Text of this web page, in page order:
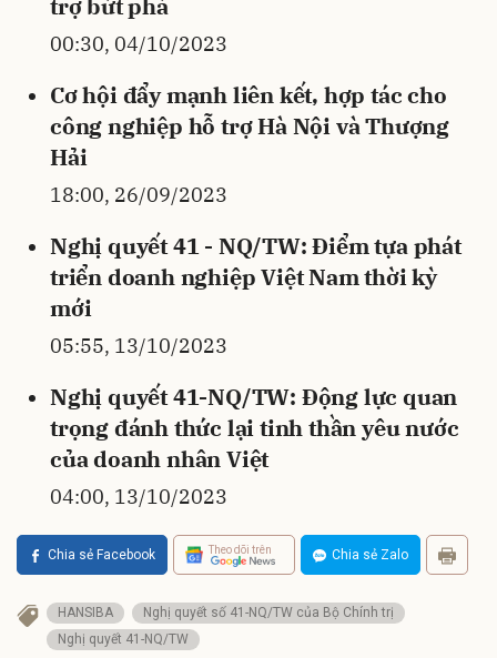
trợ bứt phá
00:30, 04/10/2023
Cơ hội đẩy mạnh liên kết, hợp tác cho
công nghiệp hỗ trợ Hà Nội và Thượng
Hải
18:00, 26/09/2023
Nghị quyết 41 - NQ/TW: Điểm tựa phát
triển doanh nghiệp Việt Nam thời kỳ
mới
05:55, 13/10/2023
Nghị quyết 41-NQ/TW: Động lực quan
trọng đánh thức lại tinh thần yêu nước
của doanh nhân Việt
04:00, 13/10/2023
Chia sẻ Facebook Theo dõi trên Chia sẻ Zalo
HANSIBA
Nghị quyết số 41-NQ/TW của Bộ Chính trị
Nghị quyết 41-NQ/TW